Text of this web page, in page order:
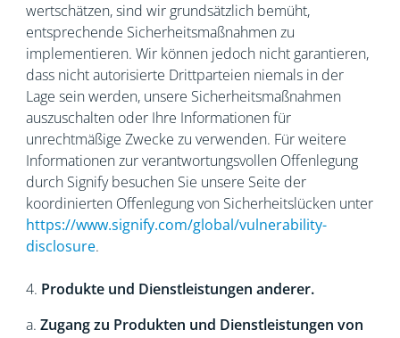
wertschätzen, sind wir grundsätzlich bemüht,
entsprechende Sicherheitsmaßnahmen zu
implementieren. Wir können jedoch nicht garantieren,
dass nicht autorisierte Drittparteien niemals in der
Lage sein werden, unsere Sicherheitsmaßnahmen
auszuschalten oder Ihre Informationen für
unrechtmäßige Zwecke zu verwenden. Für weitere
Informationen zur verantwortungsvollen Offenlegung
durch Signify besuchen Sie unsere Seite der
koordinierten Offenlegung von Sicherheitslücken unter
https://www.signify.com/global/vulnerability-
disclosure.
4. Produkte und Dienstleistungen anderer.
a. Zugang zu Produkten und Dienstleistungen von